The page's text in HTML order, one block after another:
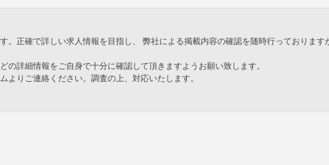
。正確で詳しい求人情報を目指し、 弊社による掲載内容の確認を随時行っておりま
詳細情報をご自身で十分に確認して頂きますようお願い致します。
りご連絡ください。調査の上、対応いたします。